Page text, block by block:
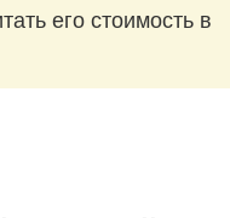
его стоимость в